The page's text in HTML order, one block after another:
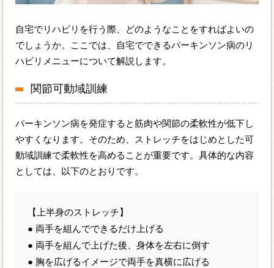
自宅でリハビリを行う際、どのようなことをすればよいの
でしょうか。ここでは、自宅でできるパーキンソン病のリ
ハビリメニューについて解説します。
関節可動域訓練
パーキンソン病を発症すると筋肉や関節の柔軟性が低下し
やすくなります。そのため、ストレッチをはじめとした可
動域訓練で柔軟性を高めることが重要です。具体的な内容
としては、以下のとおりです。
【上半身のストレッチ】
● 両手を組んでできるだけ上げる
● 両手を組んで上げた後、身体を左右に倒す
● 胸を広げるイメージで両手を真横に広げる